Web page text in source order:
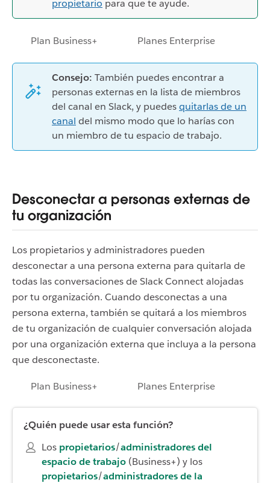
propietario para que te ayude.
Plan Business+ Planes Enterprise
Consejo: También puedes encontrar a
personas externas en la lista de miembros
del canal en Slack, y puedesquitarlas de un
canal del mismo modo que lo harías con
un miembro de tu espacio de trabajo.
Desconectar a personas externas de
tu organización
Los propietarios y administradores pueden
desconectar a una persona externa para quitarla de
todas las conversaciones de Slack Connect alojadas
por tu organización. Cuando desconectas a una
persona externa, también se quitará a los miembros
de tu organización de cualquier conversación alojada
por una organización externa que incluya a la persona
que desconectaste.
Plan Business+ Planes Enterprise
¿Quién puede usar esta función?
Los propietarios/administradores del
espacio de trabajo (Business+) y los
propietarios/administradores de la